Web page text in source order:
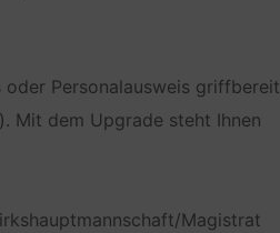
Personalausweis griffbereit
Mit dem Upgrade steht Ihnen
Magistrat